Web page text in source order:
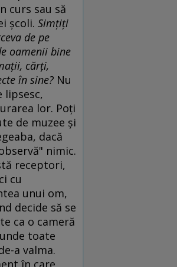
curs sau să
şcoli. Simţiţi
de pe
oamenii bine
cărţi,
în sine? Nu
lipsesc,
lor. Poţi
de muzee şi
dacă
nimic.
receptori,
cu
unui om,
decide să se
ca o cameră
toate
a valma.
în care